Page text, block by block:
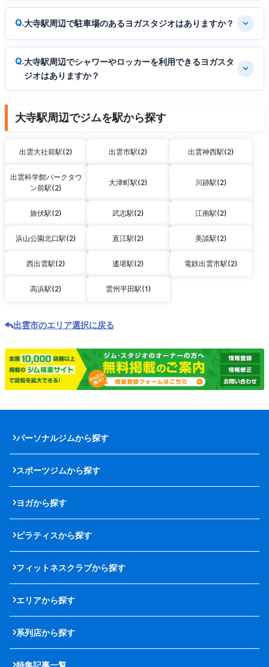
大寺駅周辺で駐車場のあるヨガスタジオはありますか？
大寺駅周辺でシャワーやロッカーを利用できるヨガスタ
ジオはありますか？
大寺駅周辺でジムを駅から探す
出雲大社前駅(2) 出雲市駅(2) 出雲神西駅(2)
出雲科学館パークタウ
ン前駅(2)
大津町駅(2) 川跡駅(2)
旅伏駅(2) 武志駅(2) 江南駅(2)
浜山公園北口駅(2) 直江駅(2) 美談駅(2)
西出雲駅(2) 遙堪駅(2) 電鉄出雲市駅(2)
高浜駅(2) 雲州平田駅(1)
出雲市のエリア選択に戻る
パーソナルジムから探す
スポーツジムから探す
ヨガから探す
ピラティスから探す
フィットネスクラブから探す
エリアから探す
系列店から探す
特集記事一覧